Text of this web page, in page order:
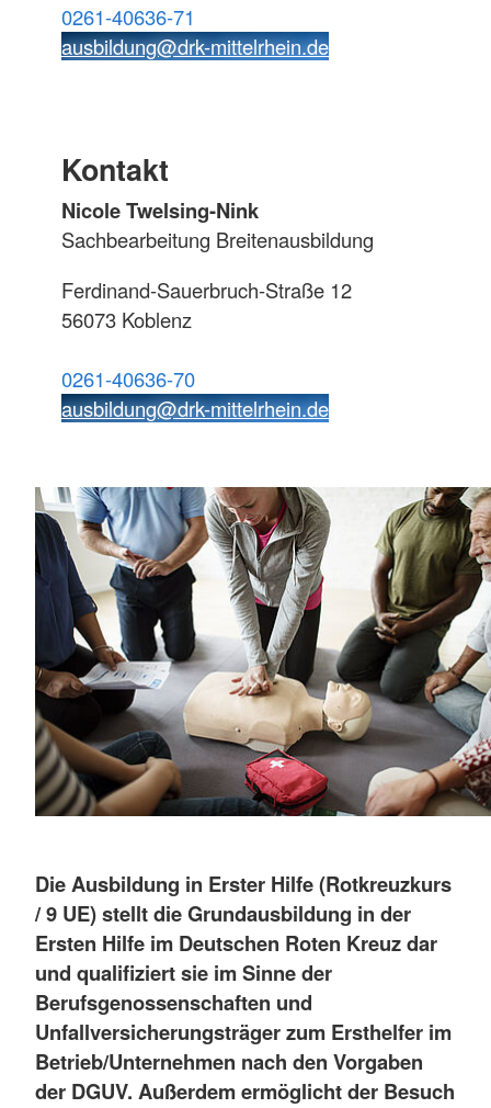
0261-40636-71
ausbildung@drk-mittelrhein.de
Kontakt
Nicole Twelsing-Nink
Sachbearbeitung Breitenausbildung
Ferdinand-Sauerbruch-Straße 12
56073 Koblenz
0261-40636-70
ausbildung@drk-mittelrhein.de
Die Ausbildung in Erster Hilfe (Rotkreuzkurs
/ 9 UE) stellt die Grundausbildung in der
Ersten Hilfe im Deutschen Roten Kreuz dar
und qualifiziert sie im Sinne der
Berufsgenossenschaften und
Unfallversicherungsträger zum Ersthelfer im
Betrieb/Unternehmen nach den Vorgaben
der DGUV. Außerdem ermöglicht der Besuch